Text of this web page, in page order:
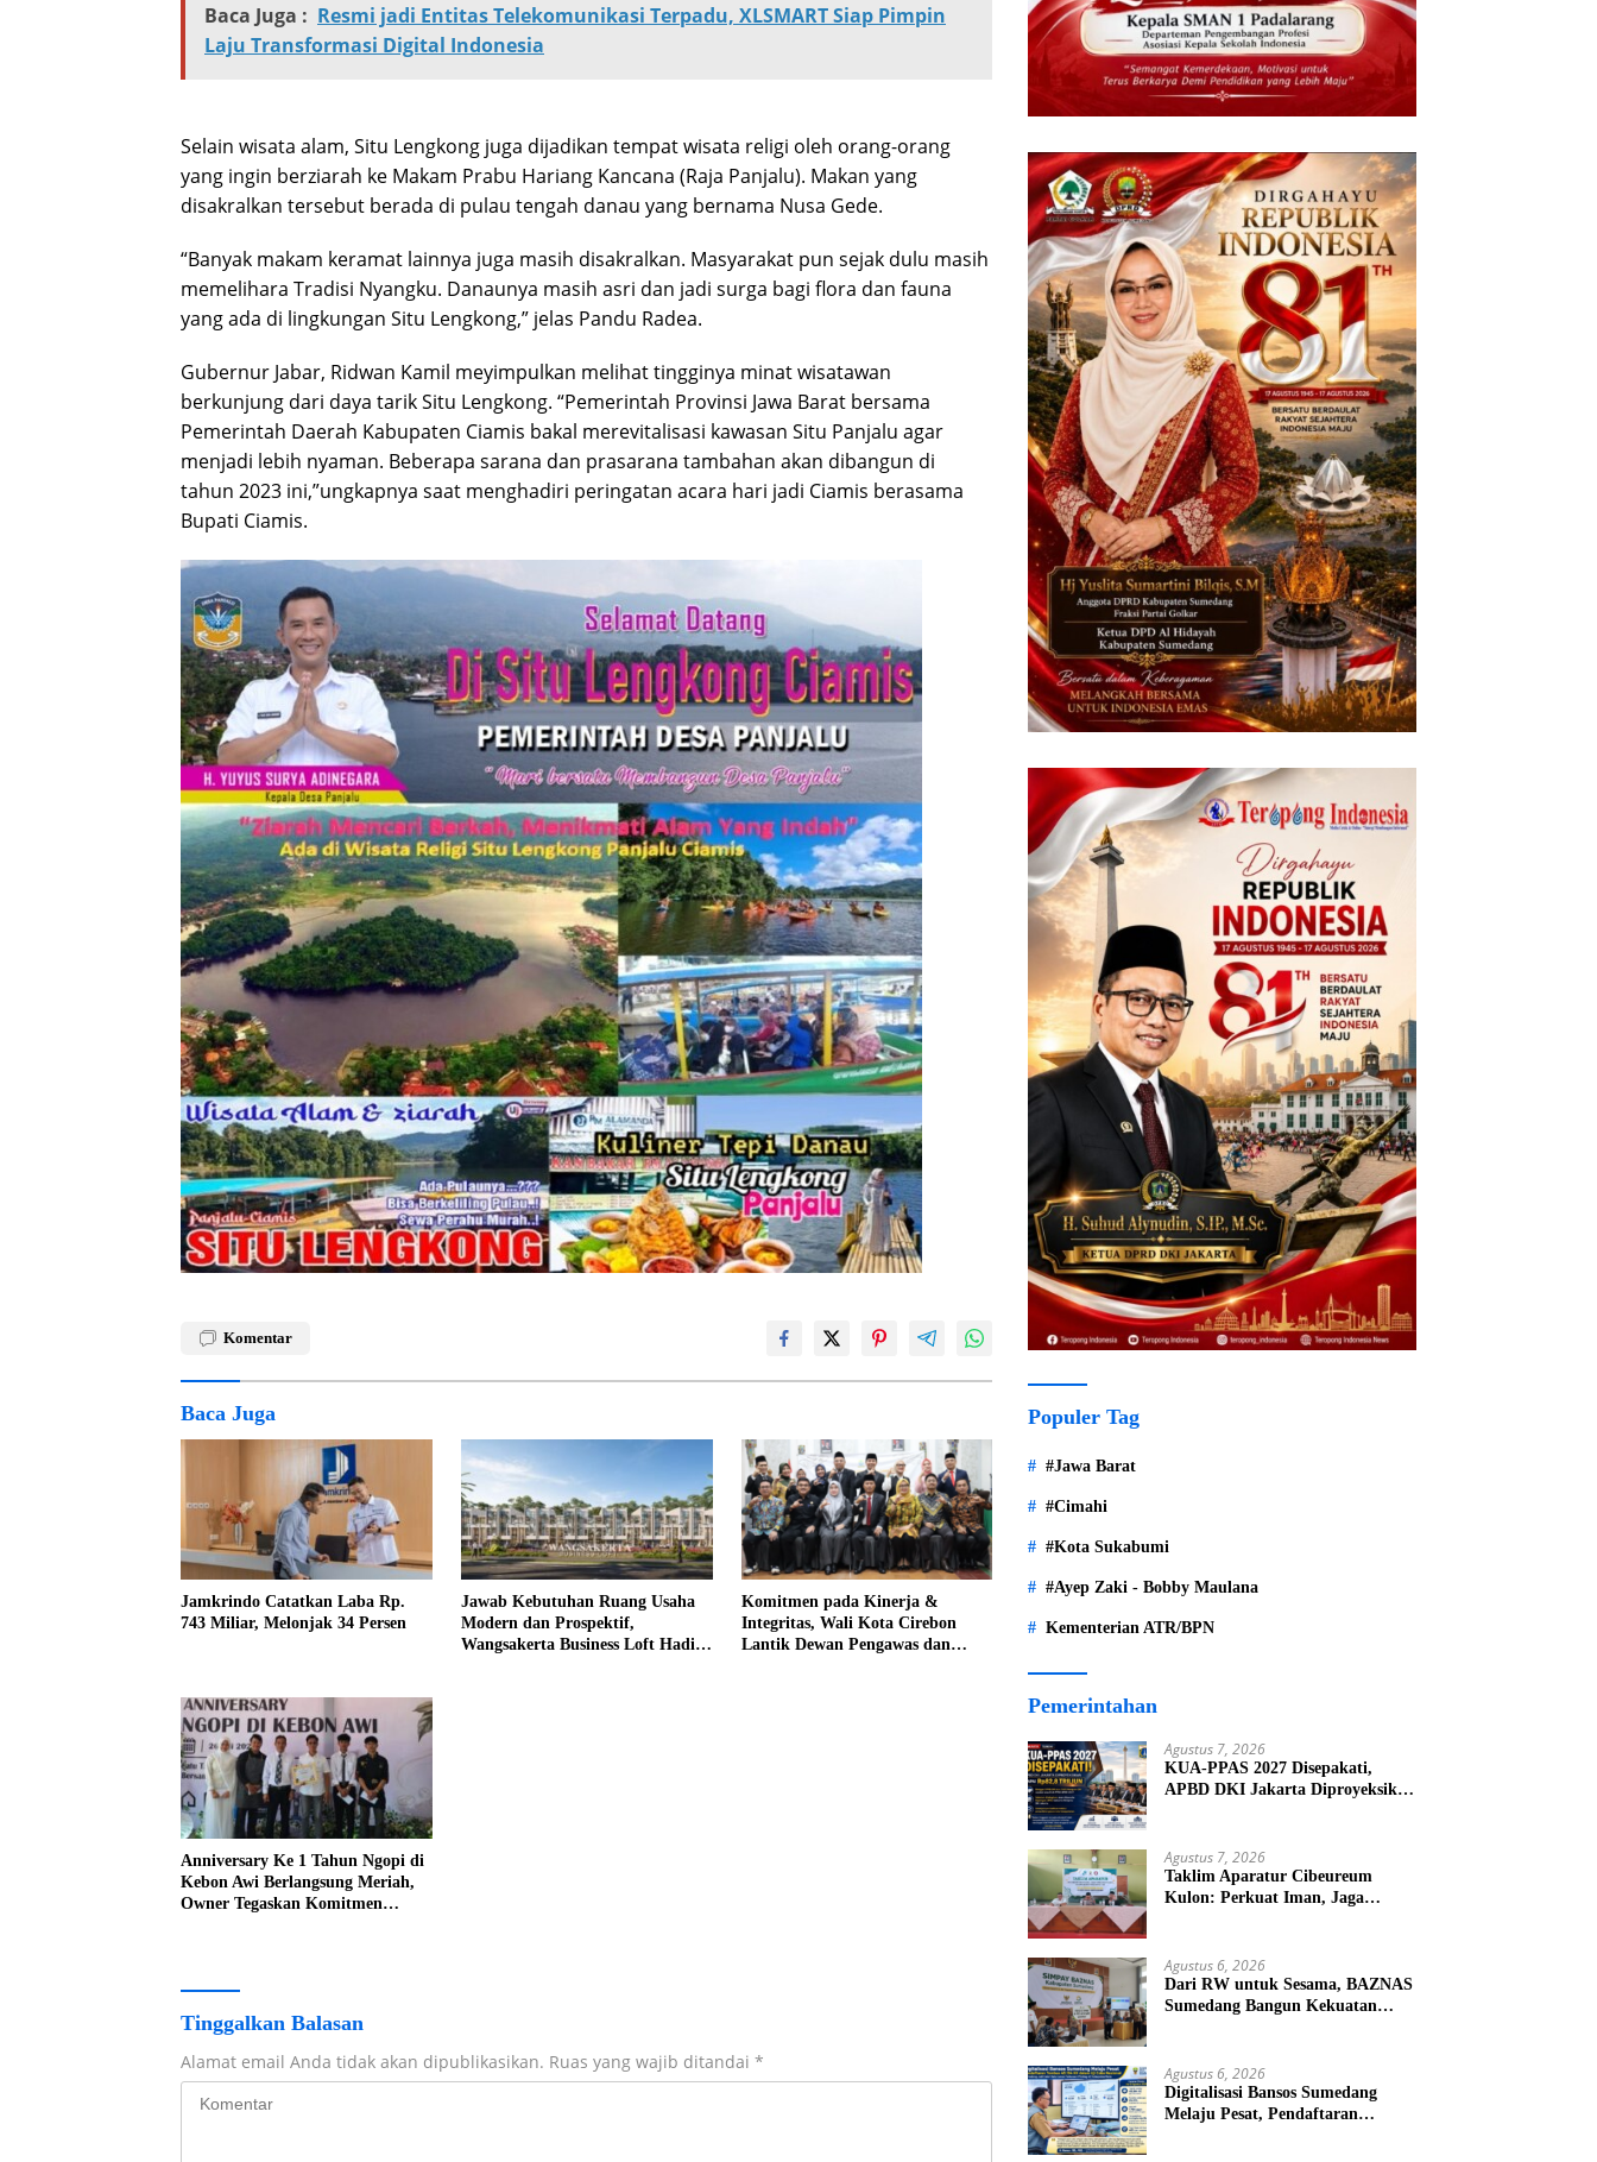
Baca Juga : Resmi jadi Entitas Telekomunikasi Terpadu, XLSMART Siap Pimpin
Laju Transformasi Digital Indonesia
Selain wisata alam, Situ Lengkong juga dijadikan tempat wisata religi oleh orang-orang
yang ingin berziarah ke Makam Prabu Hariang Kancana (Raja Panjalu). Makan yang
disakralkan tersebut berada di pulau tengah danau yang bernama Nusa Gede.
“Banyak makam keramat lainnya juga masih disakralkan. Masyarakat pun sejak dulu masih
memelihara Tradisi Nyangku. Danaunya masih asri dan jadi surga bagi flora dan fauna
yang ada di lingkungan Situ Lengkong,” jelas Pandu Radea.
Gubernur Jabar, Ridwan Kamil meyimpulkan melihat tingginya minat wisatawan
berkunjung dari daya tarik Situ Lengkong. “Pemerintah Provinsi Jawa Barat bersama
Pemerintah Daerah Kabupaten Ciamis bakal merevitalisasi kawasan Situ Panjalu agar
menjadi lebih nyaman. Beberapa sarana dan prasarana tambahan akan dibangun di
tahun 2023 ini,”ungkapnya saat menghadiri peringatan acara hari jadi Ciamis berasama
Bupati Ciamis.
Komentar
Baca Juga
Jamkrindo Catatkan Laba Rp.
743 Miliar, Melonjak 34 Persen
Jawab Kebutuhan Ruang Usaha
Modern dan Prospektif,
Wangsakerta Business Loft Hadir
Komitmen pada Kinerja &
Integritas, Wali Kota Cirebon
Lantik Dewan Pengawas dan
Anniversary Ke 1 Tahun Ngopi di
Kebon Awi Berlangsung Meriah,
Owner Tegaskan Komitmen
Tinggalkan Balasan
Alamat email Anda tidak akan dipublikasikan. Ruas yang wajib ditandai *
Populer Tag
#Jawa Barat
#Cimahi
#Kota Sukabumi
#Ayep Zaki - Bobby Maulana
Kementerian ATR/BPN
Pemerintahan
Agustus 7, 2026
KUA-PPAS 2027 Disepakati,
APBD DKI Jakarta Diproyeksikan
Agustus 7, 2026
Taklim Aparatur Cibeureum
Kulon: Perkuat Iman, Jaga
Agustus 6, 2026
Dari RW untuk Sesama, BAZNAS
Sumedang Bangun Kekuatan
Agustus 6, 2026
Digitalisasi Bansos Sumedang
Melaju Pesat, Pendaftaran